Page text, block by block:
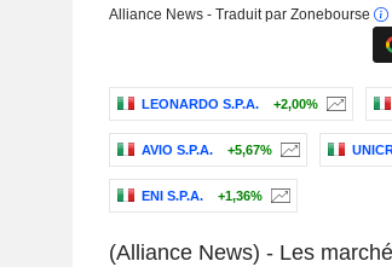
Alliance News - Traduit par Zonebourse
LEONARDO S.P.A. +2,00%
AVIO S.P.A. +5,67%
ENI S.P.A. +1,36%
(Alliance News) - Les